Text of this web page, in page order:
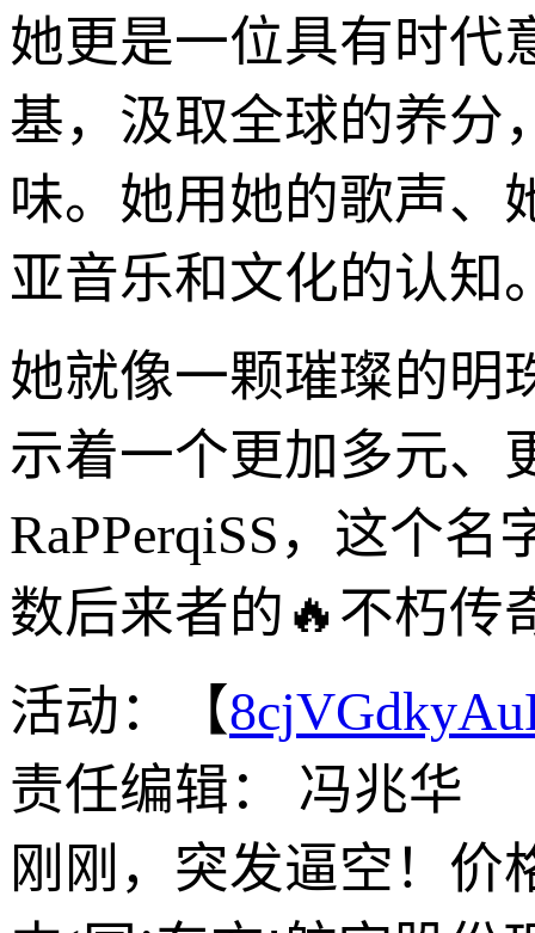
她更是一位具有时代
基，汲取全球的养分
味。她用她的歌声、
亚音乐和文化的认知
她就像一颗璀璨的明
示着一个更加多元、
RaPPerqiSS，这个
数后来者的🔥不朽传
活动：【
责任编辑： 冯兆华
刚刚，突发逼空！价